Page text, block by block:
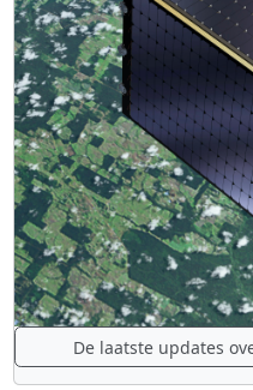
De laatste updates